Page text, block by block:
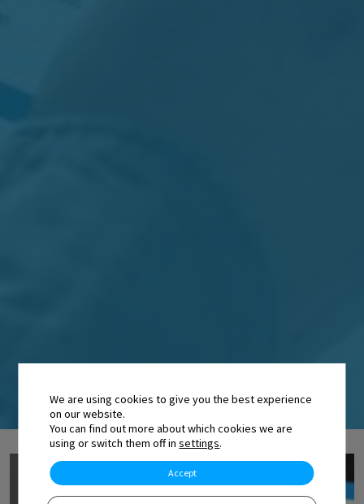
We are using cookies to give you the best experience
on our website.
You can find out more about which cookies we are
using or switch them off insettings.
Accept